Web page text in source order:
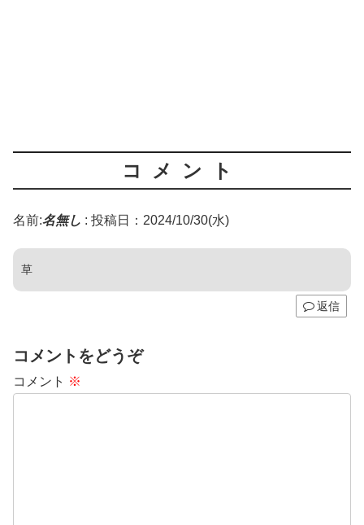
コメント
名前:名無し : 投稿日：2024/10/30(水)
草
返信
コメントをどうぞ
コメント ※